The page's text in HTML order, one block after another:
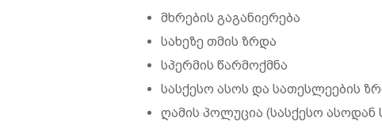
მხრების გაგანიერება
სახეზე თმის ზრდა
სპერმის წარმოქმნა
სასქესო ასოს და სათესლეების
ღამის პოლუცია (სასქესო